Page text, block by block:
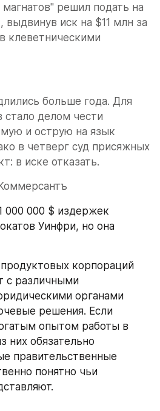
решил подать на
выдвинув иск на $11 млн за
клеветническими
больше года. Для
стало делом чести
и острую на язык
в четверг суд присяжных
в иске отказать.
000 000 $ издержек
Уинфри, но она
корпораций
с различными
органами
решения. Если
опытом работы в
них обязательно
правительственные
понятно чьи